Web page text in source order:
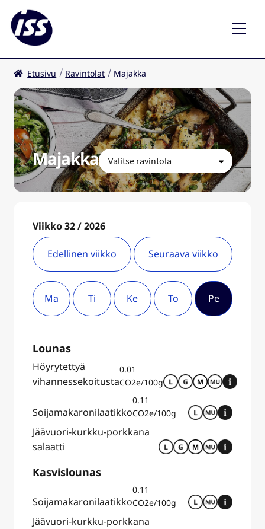
Ravintolat
Kahvilat
FI
Etusivu Ravintolat Majakka
Majakka
Viikko 32 / 2026
Edellinen viikko
Ma Ti Ke To Pe
Seuraava viikko
Lounas
Höyrytettyä
vihannessekoitusta
0.01
CO2e/100g
Soijamakaronilaatikko
0.11
CO2e/100g
Jäävuori-kurkku-porkkana
salaatti
Kasvislounas
Soijamakaronilaatikko
0.11
CO2e/100g
Jäävuori-kurkku-porkkana